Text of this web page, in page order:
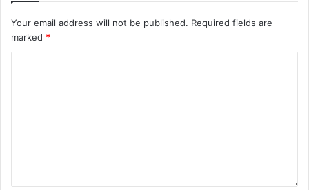
Your email address will not be published. Required fields are
marked *